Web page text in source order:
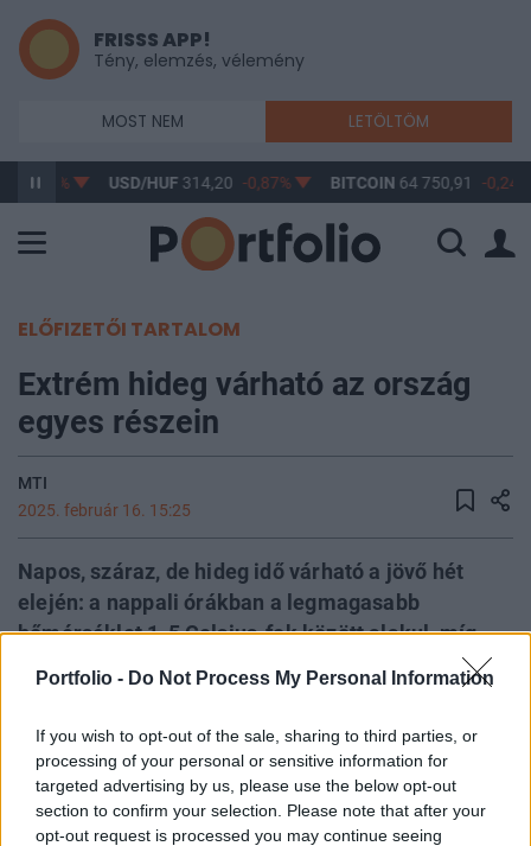
Portfolio - Do Not Process My Personal Information
If you wish to opt-out of the sale, sharing to third parties, or
processing of your personal or sensitive information for
targeted advertising by us, please use the below opt-out
section to confirm your selection. Please note that after your
opt-out request is processed you may continue seeing
FRISSS APP!
Tény, elemzés, vélemény
MOST NEM LETÖLTÖM
-0,61% USD/HUF 314,20 -0,87% BITCOIN 64 750,91 -0,24%
ELŐFIZETŐI TARTALOM
Extrém hideg várható az ország
egyes részein
MTI
2025. február 16. 15:25
Napos, száraz, de hideg idő várható a jövő hét
elején: a nappali órákban a legmagasabb
hőmérséklet 1-5 Celsius-fok között alakul, míg
éjszakánként kemény fagyokra kell készülni, a
szélvédett, fagyzugos helyeken akár mínusz 12
fok alá is hűlhet a hőmérséklet. A hét közepén
lassú felmelegedés kezdődik - derült ki a
HungaroMet Zrt. előrejelzéséből, amelyet
vasárnap juttattak el az MTI-hez.